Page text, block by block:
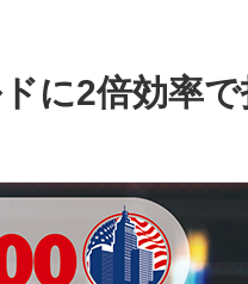
に2倍効率